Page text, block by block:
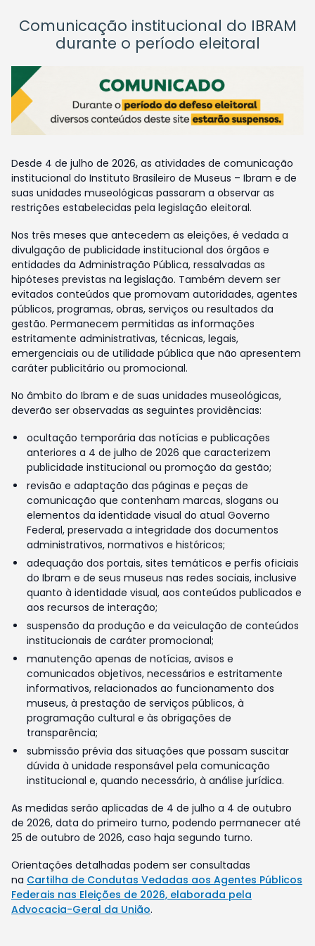
Comunicação institucional do IBRAM
durante o período eleitoral
Desde 4 de julho de 2026, as atividades de comunicação
institucional do Instituto Brasileiro de Museus – Ibram e de
suas unidades museológicas passaram a observar as
restrições estabelecidas pela legislação eleitoral.
Nos três meses que antecedem as eleições, é vedada a
divulgação de publicidade institucional dos órgãos e
entidades da Administração Pública, ressalvadas as
hipóteses previstas na legislação. Também devem ser
evitados conteúdos que promovam autoridades, agentes
públicos, programas, obras, serviços ou resultados da
gestão. Permanecem permitidas as informações
estritamente administrativas, técnicas, legais,
emergenciais ou de utilidade pública que não apresentem
caráter publicitário ou promocional.
No âmbito do Ibram e de suas unidades museológicas,
deverão ser observadas as seguintes providências:
ocultação temporária das notícias e publicações
anteriores a 4 de julho de 2026 que caracterizem
publicidade institucional ou promoção da gestão;
revisão e adaptação das páginas e peças de
comunicação que contenham marcas, slogans ou
elementos da identidade visual do atual Governo
Federal, preservada a integridade dos documentos
administrativos, normativos e históricos;
adequação dos portais, sites temáticos e perfis oficiais
do Ibram e de seus museus nas redes sociais, inclusive
quanto à identidade visual, aos conteúdos publicados e
aos recursos de interação;
suspensão da produção e da veiculação de conteúdos
institucionais de caráter promocional;
manutenção apenas de notícias, avisos e
comunicados objetivos, necessários e estritamente
informativos, relacionados ao funcionamento dos
museus, à prestação de serviços públicos, à
programação cultural e às obrigações de
transparência;
submissão prévia das situações que possam suscitar
dúvida à unidade responsável pela comunicação
institucional e, quando necessário, à análise jurídica.
As medidas serão aplicadas de 4 de julho a 4 de outubro
de 2026, data do primeiro turno, podendo permanecer até
25 de outubro de 2026, caso haja segundo turno.
Orientações detalhadas podem ser consultadas
na Cartilha de Condutas Vedadas aos Agentes Públicos
Federais nas Eleições de 2026, elaborada pela
Advocacia-Geral da União.